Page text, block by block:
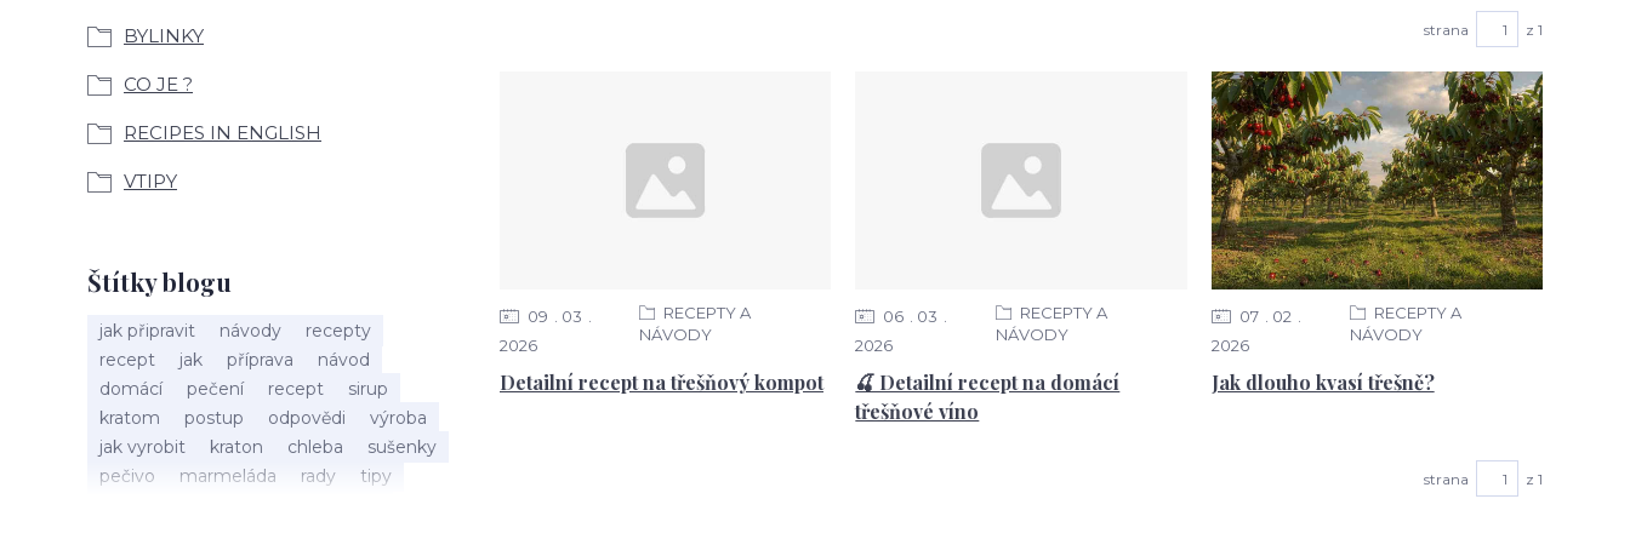
BYLINKY
CO JE ?
RECIPES IN ENGLISH
VTIPY
Štítky blogu
jak připravit návody
recepty
recept
jak příprava
návod
domácí
pečení recept
sirup
kratom
postup odpovědi
výroba
jak vyrobit
kraton chleba
sušenky
pečivo
marmeláda rady
tipy
strana z 1
Detailní recept na třešňový kompot
09
03
2026
RECEPTY A
NÁVODY
🍒 Detailní recept na domácí
třešňové víno
06
03
2026
RECEPTY A
NÁVODY
Jak dlouho kvasí třešně​?
07
02
2026
RECEPTY A
NÁVODY
strana z 1